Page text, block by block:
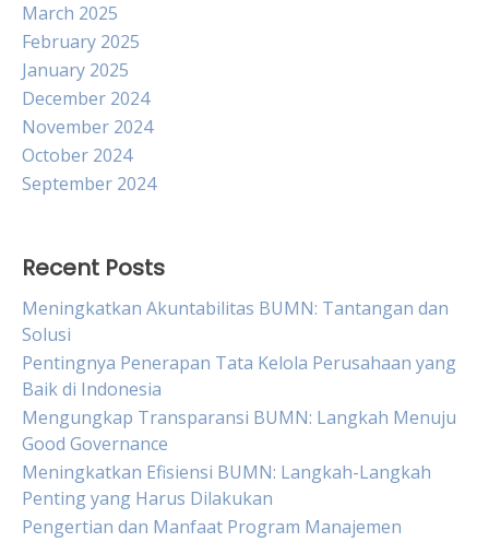
March 2025
February 2025
January 2025
December 2024
November 2024
October 2024
September 2024
Recent Posts
Meningkatkan Akuntabilitas BUMN: Tantangan dan
Solusi
Pentingnya Penerapan Tata Kelola Perusahaan yang
Baik di Indonesia
Mengungkap Transparansi BUMN: Langkah Menuju
Good Governance
Meningkatkan Efisiensi BUMN: Langkah-Langkah
Penting yang Harus Dilakukan
Pengertian dan Manfaat Program Manajemen